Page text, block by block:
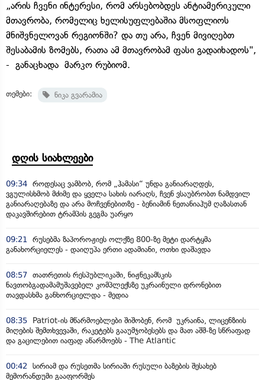
„არის ჩვენი ინტერესი, რომ არსებობდეს ანტიამერიკული
მთავრობა, რომელიც ხელისუფლებაშია მსოფლიოს
მნიშვნელოვან რეგიონში? და თუ არა, ჩვენ მივიღებთ
შესაბამის ზომებს, რათა ამ მთავრობამ ფასი გადაიხადოს",
- განაცხადა მარკო რუბიომ.
თემები: ნიკა გვარამია
დღის სიახლეები
09:34 როდესაც ვამბობ, რომ „ჰამასი“ უნდა განიარაღდეს,
ვგულისხმობ მძიმე და ყველა სახის იარაღს, ჩვენ ვსაუბრობთ ნამდვილ
განიარაღებაზე და არა მოჩვენებითზე - ბენიამინ ნეთანიაჰუმ ღაზასთან
დაკავშირებით ტრამპის გეგმა უარყო
09:21
რუსებმა ზაპოროჟიეს ოლქზე 800-ზე მეტი დარტყმა
განახორციელეს - დაიღუპა ერთი ადამიანი, ოთხი დაშავდა
08:57 თათრეთის რესპუბლიკაში, ნიჟნეკამსკის
ნავთობგადამამუშავებელ კომპლექსზე უკრაინული დრონებით
თავდასხმა განხორციელდა - მედია
08:35
Patriot-ის მწარმოებლები შიშობენ, რომ უკრაინა, ლიცენზიის
მიღების შემთხვევაში, რაკეტებს გააუმჯობესებს და მათ აშშ-ზე სწრაფად
და გაცილებით იაფად აწარმოებს - The Atlantic
00:42
სირიამ და რუსეთმა სირიაში რუსული ბაზების შესახებ
მემორანდუმი გააფორმეს